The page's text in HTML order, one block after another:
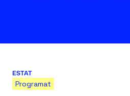
ESTAT
Programat